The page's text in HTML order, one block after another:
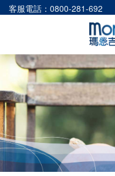
客服電話：0800-281-692